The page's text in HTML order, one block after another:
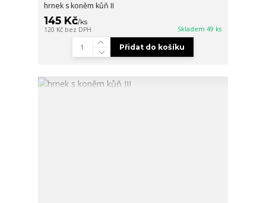
hrnek s koněm kůň II
145 Kč/ks
120 Kč bez DPH Skladem 49 ks
Přidat do košíku